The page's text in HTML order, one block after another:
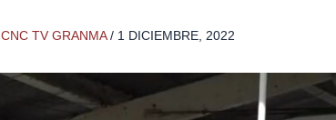
CNC TV GRANMA/ 1 DICIEMBRE, 2022